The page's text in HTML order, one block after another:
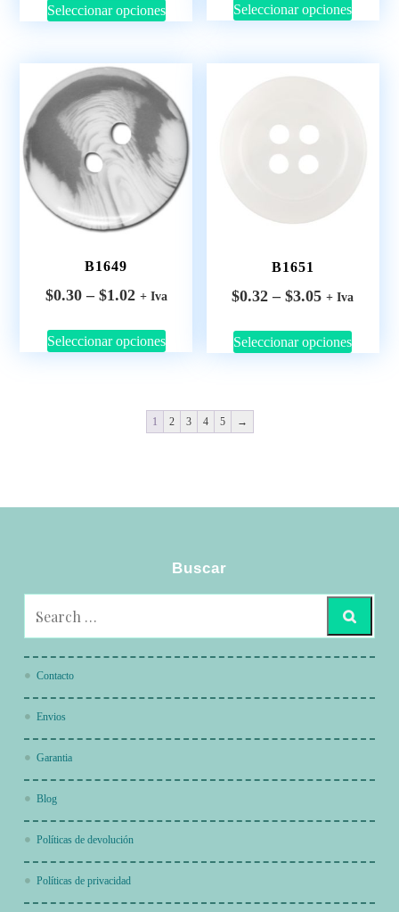
Seleccionar opciones Seleccionar opciones
B1649
$0.30 – $1.02 + Iva
Seleccionar opciones
B1651
$0.32 – $3.05 + Iva
Seleccionar opciones
1 2 3 4 5 →
Buscar
Contacto
Envios
Garantia
Blog
Políticas de devolución
Políticas de privacidad